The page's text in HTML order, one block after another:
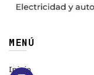
MENÚ
Inicio